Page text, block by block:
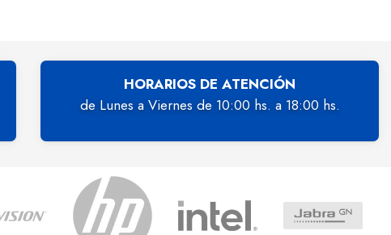
HORARIOS DE ATENCIÓN
de Lunes a Viernes de 10:00 hs. a 18:00 hs.